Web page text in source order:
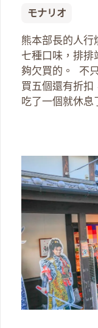
モナリオ
熊本部長的人行
七種口味，排排
夠欠買的。 不
買五個還有折扣
吃了一個就休息